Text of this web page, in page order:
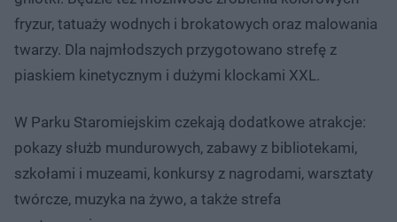
fryzur, tatuaży wodnych i brokatowych oraz malowania
twarzy. Dla najmłodszych przygotowano strefę z
piaskiem kinetycznym i dużymi klockami XXL.
W Parku Staromiejskim czekają dodatkowe atrakcje:
pokazy służb mundurowych, zabawy z bibliotekami,
szkołami i muzeami, konkursy z nagrodami, warsztaty
twórcze, muzyka na żywo, a także strefa